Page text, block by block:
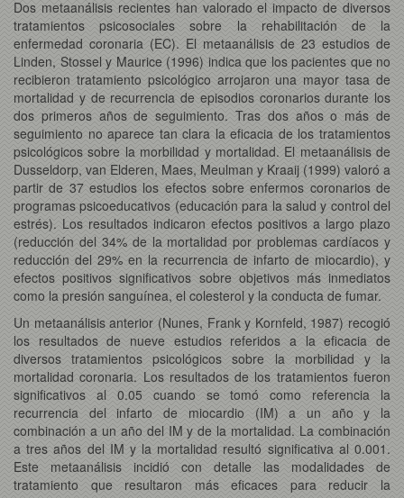
Dos metaanálisis recientes han valorado el impacto de diversos
tratamientos psicosociales sobre la rehabilitación de la
enfermedad coronaria (EC). El metaanálisis de 23 estudios de
Linden, Stossel y Maurice (1996) indica que los pacientes que no
recibieron tratamiento psicológico arrojaron una mayor tasa de
mortalidad y de recurrencia de episodios coronarios durante los
dos primeros años de seguimiento. Tras dos años o más de
seguimiento no aparece tan clara la eficacia de los tratamientos
psicológicos sobre la morbilidad y mortalidad. El metaanálisis de
Dusseldorp, van Elderen, Maes, Meulman y Kraaij (1999) valoró a
partir de 37 estudios los efectos sobre enfermos coronarios de
programas psicoeducativos (educación para la salud y control del
estrés). Los resultados indicaron efectos positivos a largo plazo
(reducción del 34% de la mortalidad por problemas cardíacos y
reducción del 29% en la recurrencia de infarto de miocardio), y
efectos positivos significativos sobre objetivos más inmediatos
como la presión sanguínea, el colesterol y la conducta de fumar.
Un metaanálisis anterior (Nunes, Frank y Kornfeld, 1987) recogió
los resultados de nueve estudios referidos a la eficacia de
diversos tratamientos psicológicos sobre la morbilidad y la
mortalidad coronaria. Los resultados de los tratamientos fueron
significativos al 0.05 cuando se tomó como referencia la
recurrencia del infarto de miocardio (IM) a un año y la
combinación a un año del IM y de la mortalidad. La combinación
a tres años del IM y la mortalidad resultó significativa al 0.001.
Este metaanálisis incidió con detalle las modalidades de
tratamiento que resultaron más eficaces para reducir la